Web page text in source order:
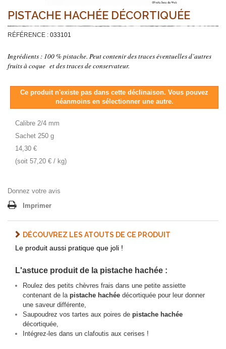
PISTACHE HACHÉE DÉCORTIQUÉE
RÉFÉRENCE : 033101
Ingrédients : 100 % pistache. Peut contenir des traces éventuelles d’autres
fruits à coque et des traces de conservateur.
Ce produit n'existe pas dans cette déclinaison. Vous pouvez
néanmoins en sélectionner une autre.
Calibre 2/4 mm
Sachet 250 g
14,30 €
(soit 57,20 € / kg)
Donnez votre avis
Imprimer
DÉCOUVREZ LES ATOUTS DE CE PRODUIT
Le produit aussi pratique que joli !
L'astuce produit de la pistache hachée :
Roulez des petits chèvres frais dans une petite assiette
contenant de la pistache hachée décortiquée pour leur donner
une saveur différente,
Saupoudrez vos tartes aux poires de pistache hachée
décortiquée,
Intégrez-les dans un clafoutis aux cerises !